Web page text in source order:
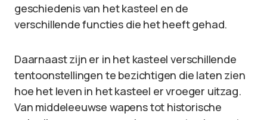
geschiedenis van het kasteel en de
verschillende functies die het heeft gehad.
Daarnaast zijn er in het kasteel verschillende
tentoonstellingen te bezichtigen die laten zien
hoe het leven in het kasteel er vroeger uitzag.
Van middeleeuwse wapens tot historische